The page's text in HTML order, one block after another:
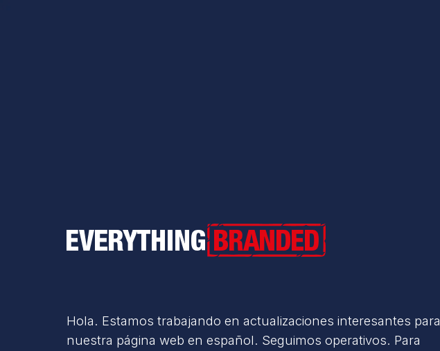
Everything Branded
Hola. Estamos trabajando en actualizaciones interesantes para
nuestra página web en español. Seguimos operativos. Para